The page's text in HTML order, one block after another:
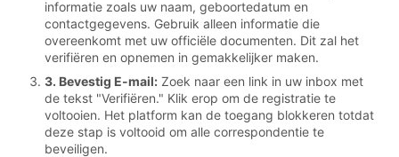
informatie zoals uw naam, geboortedatum en
contactgegevens. Gebruik alleen informatie die
overeenkomt met uw officiële documenten. Dit zal het
verifiëren en opnemen in gemakkelijker maken.
3. Bevestig E-mail: Zoek naar een link in uw inbox met
de tekst "Verifiëren." Klik erop om de registratie te
voltooien. Het platform kan de toegang blokkeren totdat
deze stap is voltooid om alle correspondentie te
beveiligen.